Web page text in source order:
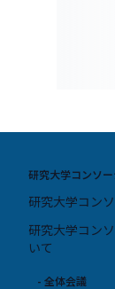
研究大学コンソ
研究大学コン
研究大学コン
いて
- 全体会議